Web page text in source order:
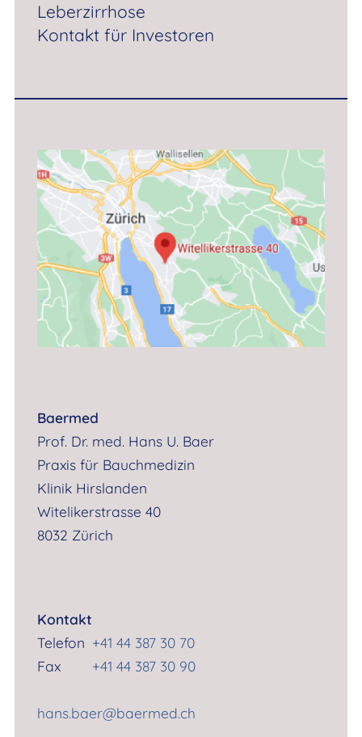
Leberzirrhose
Kontakt für Investoren
Baermed
Prof. Dr. med. Hans U. Baer
Praxis für Bauchmedizin
Klinik Hirslanden
Witelikerstrasse 40
8032 Zürich
Kontakt
Telefon +41 44 387 30 70
Fax
+41 44 387 30 90
hans.baer@baermed.ch